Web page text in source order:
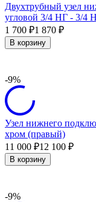
Двухтрубный узел
угловой 3/4 НГ - 3/4
1 700 ₽1 870 ₽
В корзину
-9%
Узел нижнего
хром (правый)
11 000 ₽12 100 ₽
В корзину
-9%